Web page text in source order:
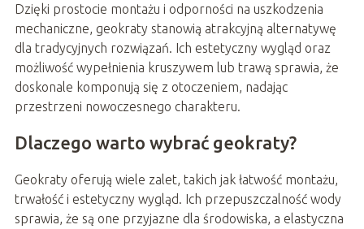
Dzięki prostocie montażu i odporności na uszkodzenia
mechaniczne, geokraty stanowią atrakcyjną alternatywę
dla tradycyjnych rozwiązań. Ich estetyczny wygląd oraz
możliwość wypełnienia kruszywem lub trawą sprawia, że
doskonale komponują się z otoczeniem, nadając
przestrzeni nowoczesnego charakteru.
Dlaczego warto wybrać geokraty?
Geokraty oferują wiele zalet, takich jak łatwość montażu,
trwałość i estetyczny wygląd. Ich przepuszczalność wody
sprawia, że są one przyjazne dla środowiska, a elastyczna